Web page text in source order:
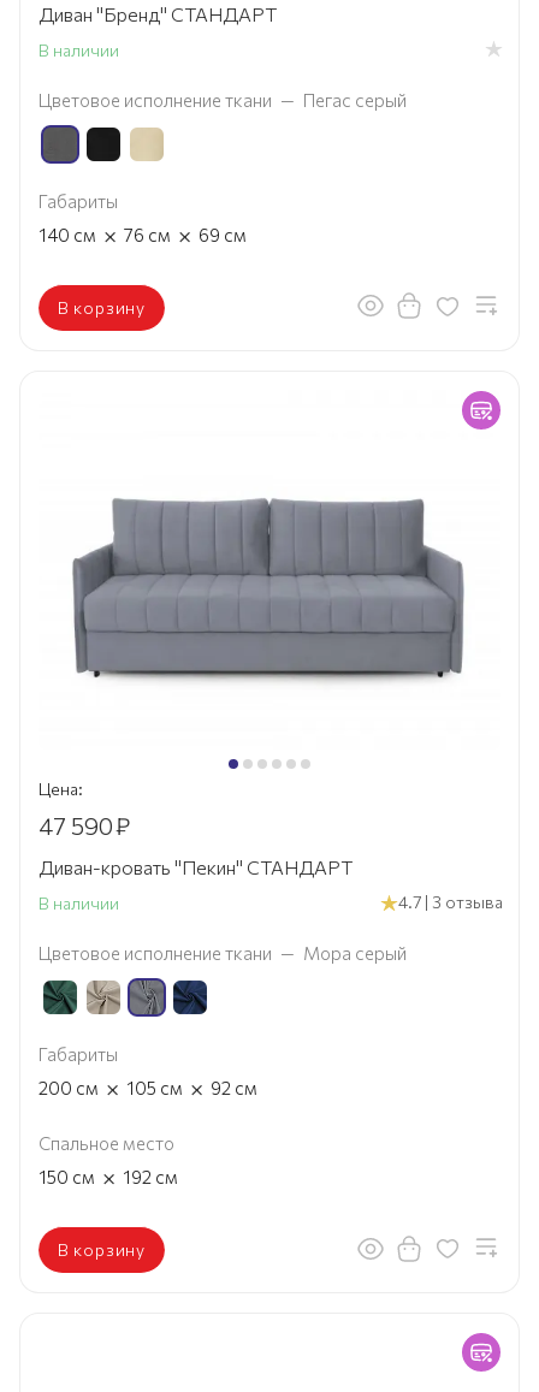
Диван "Бренд" СТАНДАРТ
В наличии
Цветовое исполнение ткани — Пегас серый
Габариты
140 см × 76 см × 69 см
В корзину
Цена:
47 590₽
Диван-кровать "Пекин" СТАНДАРТ
В наличии 4.7 | 3 отзыва
Цветовое исполнение ткани — Мора серый
Габариты
200 см × 105 см × 92 см
Спальное место
150 см × 192 см
В корзину